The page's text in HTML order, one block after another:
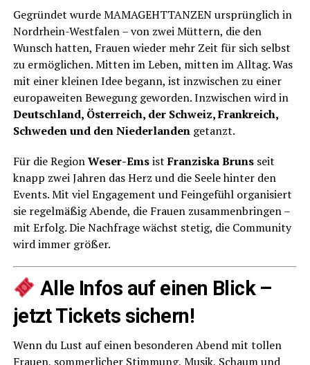
Gegrün­det wur­de MAMAGEHTTANZEN ursprüng­lich in
Nord­rhein-West­fa­len – von zwei Müt­tern, die den
Wunsch hat­ten, Frau­en wie­der mehr Zeit für sich selbst
zu ermög­li­chen. Mit­ten im Leben, mit­ten im All­tag. Was
mit einer klei­nen Idee begann, ist inzwi­schen zu einer
euro­pa­wei­ten Bewe­gung gewor­den. Inzwi­schen wird in
Deutsch­land, Öster­reich, der Schweiz, Frank­reich,
Schwe­den und den Nie­der­lan­dengetanzt.
Für die Regi­onWeser-EmsistFran­zis­ka Brunsseit
knapp zwei Jah­ren das Herz und die See­le hin­ter den
Events. Mit viel Enga­ge­ment und Fein­ge­fühl orga­ni­siert
sie regel­mä­ßig Aben­de, die Frau­en zusam­men­brin­gen –
mit Erfolg. Die Nach­fra­ge wächst ste­tig, die Com­mu­ni­ty
wird immer größer.
Alle Infos auf einen Blick –
jetzt Tickets sichern!
Wenn du Lust auf einen beson­de­ren Abend mit tol­len
Frau­en, som­mer­li­cher Stim­mung, Musik, Schaum und